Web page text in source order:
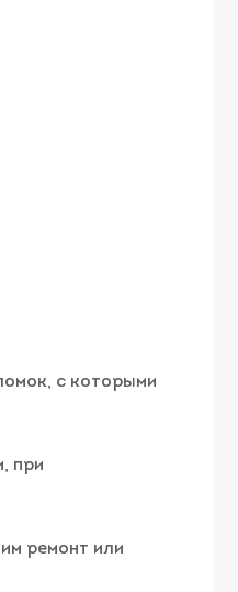
с которыми
при
ремонт или